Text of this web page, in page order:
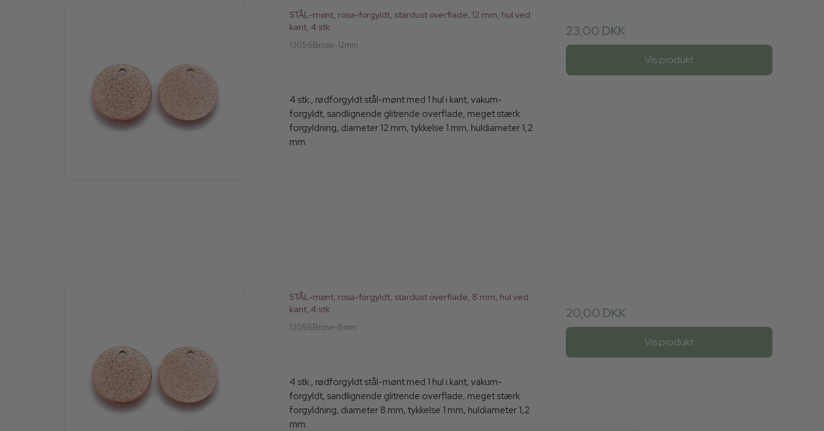
STÅL-mønt, rosa-forgyldt, stardust overflade, 12 mm, hul ved
kant, 4 stk
13056Brose-12mm
4 stk., rødforgyldt stål-mønt med 1 hul i kant, vakum-
forgyldt, sandlignende glitrende overflade, meget stærk
forgyldning, diameter 12 mm, tykkelse 1 mm, huldiameter 1,2
mm.
23,00 DKK
Vis produkt
STÅL-mønt, rosa-forgyldt, stardust overflade, 8 mm, hul ved
kant, 4 stk
13056Brose-8mm
4 stk., rødforgyldt stål-mønt med 1 hul i kant, vakum-
forgyldt, sandlignende glitrende overflade, meget stærk
forgyldning, diameter 8 mm, tykkelse 1 mm, huldiameter 1,2
mm.
20,00 DKK
Vis produkt